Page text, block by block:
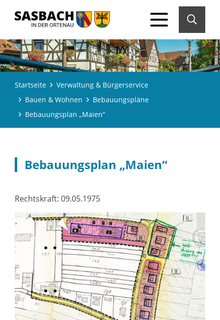
Startseite
Verwaltung & Bürgerservice
Bauen & Wohnen
Bebauungspläne
Bebauungsplan „Maien“
Bebauungsplan „Maien“
Rechtskraft: 09.05.1975